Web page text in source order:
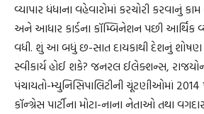
વ્યાપાર ધંધાના વહેવારોમાં કરચોરી કરવાનું
અને આધાર કાર્ડના કૉમ્બિનેશન પછી આર્થિક
વધી. શું આ બધું છ-સાત દાયકાથી દેશનું શોષણ
સ્વીકાર્ય હોઈ શકે? જનરલ ઈલેક્શન્સ,
પંચાયતો-મ્યુનિસિપાલિટીની ચૂંટણીઓમાં 2014
કૉન્ગ્રેસ પાર્ટીના મોટા-નાના નેતાઓ તથા